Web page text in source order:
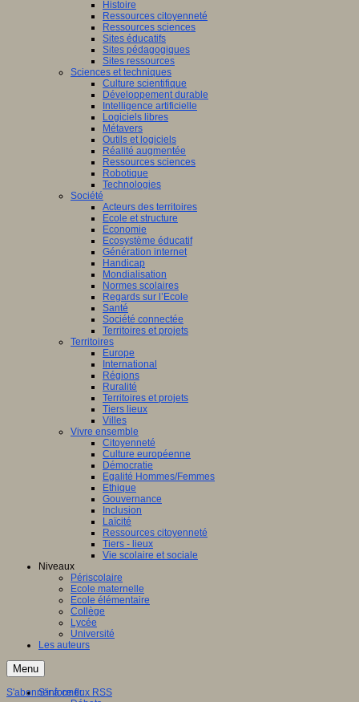
Histoire
Ressources citoyenneté
Ressources sciences
Sites éducatifs
Sites pédagogiques
Sites ressources
Sciences et techniques
Culture scientifique
Développement durable
Intelligence artificielle
Logiciels libres
Métavers
Outils et logiciels
Réalité augmentée
Ressources sciences
Robotique
Technologies
Société
Acteurs des territoires
Ecole et structure
Economie
Ecosystème éducatif
Génération internet
Handicap
Mondialisation
Normes scolaires
Regards sur l’Ecole
Santé
Société connectée
Territoires et projets
Territoires
Europe
International
Régions
Ruralité
Territoires et projets
Tiers lieux
Villes
Vivre ensemble
Citoyenneté
Culture européenne
Démocratie
Egalité Hommes/Femmes
Ethique
Gouvernance
Inclusion
Laïcité
Ressources citoyenneté
Tiers - lieux
Vie scolaire et sociale
Niveaux
Périscolaire
Ecole maternelle
Ecole élémentaire
Collège
Lycée
Université
Les auteurs
Menu
S'informer
S'abonner à ce flux RSS